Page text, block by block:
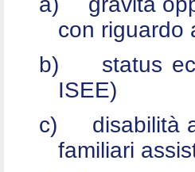
con riguardo
b)
status
ISEE)
c)
disabilità
familiari